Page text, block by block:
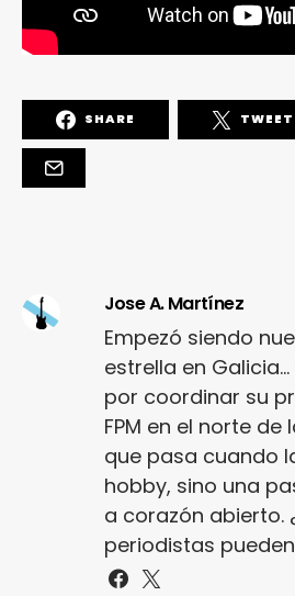
SHARE TWEET
Jose A. Martínez
Empezó siendo
estrella en
por coordinar su
FPM en el norte de
que pasa cuando
hobby, sino una
a corazón abierto.
periodistas